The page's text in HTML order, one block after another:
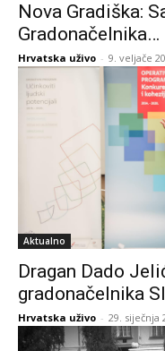
Nova Gradiška:
Gradonačelnika…
Hrvatska uživo - 9. veljače
Aktualno
Dragan Dado
gradonačelnika
Hrvatska uživo - 29. siječnja